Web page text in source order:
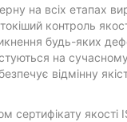
на всіх етапах
контроль
будь-яких
на
відмінну
сертифікату якості